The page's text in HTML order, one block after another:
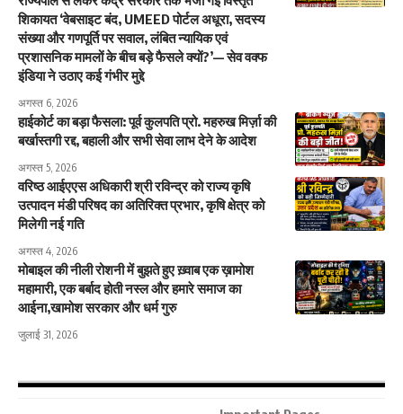
शिकायत ‘वेबसाइट बंद, UMEED पोर्टल अधूरा, सदस्य
संख्या और गणपूर्ति पर सवाल, लंबित न्यायिक एवं
प्रशासनिक मामलों के बीच बड़े फैसले क्यों?’— सेव वक्फ
इंडिया ने उठाए कई गंभीर मुद्दे
अगस्त 6, 2026
हाईकोर्ट का बड़ा फैसला: पूर्व कुलपति प्रो. महरुख मिर्ज़ा की
बर्खास्तगी रद्द, बहाली और सभी सेवा लाभ देने के आदेश
अगस्त 5, 2026
वरिष्ठ आईएएस अधिकारी श्री रविन्द्र को राज्य कृषि
उत्पादन मंडी परिषद का अतिरिक्त प्रभार, कृषि क्षेत्र को
मिलेगी नई गति
अगस्त 4, 2026
मोबाइल की नीली रोशनी में बुझते हुए ख़्वाब एक ख़ामोश
महामारी, एक बर्बाद होती नस्ल और हमारे समाज का
आईना,खामोश सरकार और धर्म गुरु
जुलाई 31, 2026